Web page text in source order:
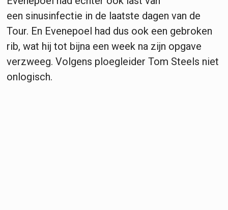
een sinusinfectie in de laatste dagen van de
Tour. En Evenepoel had dus ook een gebroken
rib, wat hij tot bijna een week na zijn opgave
verzweeg. Volgens ploegleider Tom Steels niet
onlogisch.